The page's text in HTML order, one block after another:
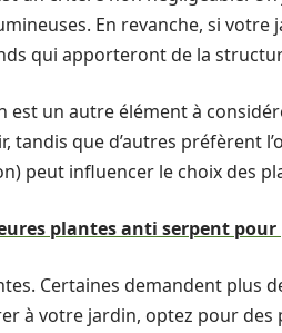
En revanche, si votre
qui apporteront de la
est un autre élément à
tandis que d’autres préfèrent
peut influencer le choix des
plantes anti serpent
Certaines demandent plus
à votre jardin, optez pour